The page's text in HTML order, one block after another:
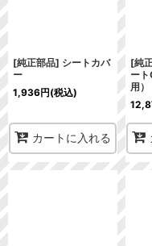
[純正部品] シートカバ
ー
1,936円(税込)
カートに入れる
[純
ー
用）